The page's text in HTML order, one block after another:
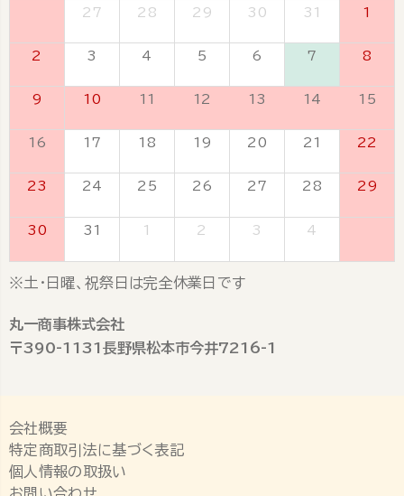
27 28 29 30 31 1
2 3 4 5 6 7 8
9 10 11 12 13 14 15
16 17 18 19 20 21 22
23 24 25 26 27 28 29
30 31 1 2 3 4
※土・日曜、祝祭日は完全休業日です
丸一商事株式会社
〒390-1131長野県松本市今井7216-1
会社概要
特定商取引法に基づく表記
個人情報の取扱い